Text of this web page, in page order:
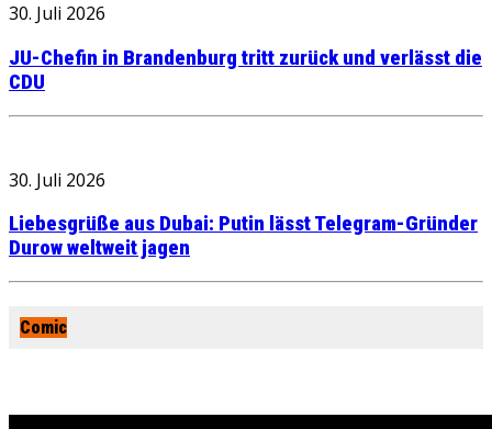
30. Juli 2026
JU-Chefin in Brandenburg tritt zurück und verlässt die
CDU
30. Juli 2026
Liebesgrüße aus Dubai: Putin lässt Telegram-Gründer
Durow weltweit jagen
Comic